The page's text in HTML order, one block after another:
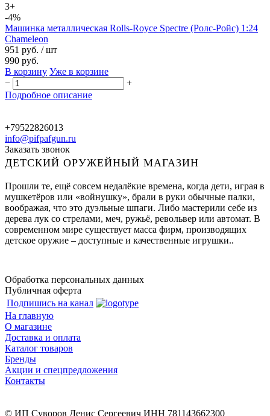
3+
-4%
Машинка металлическая Rolls-Royce Spectre (Ролс-Ройс) 1:24
Chameleon
951 руб. / шт
990 руб.
В корзину Уже в корзине
−
+
Подробное описание
+79522826013
info@pifpafgun.ru
Заказать звонок
ДЕТСКИЙ ОРУЖЕЙНЫЙ МАГАЗИН
Прошли те, ещё совсем недалёкие времена, когда дети, играя в
мушкетёров или «войнушку», брали в руки обычные палки,
воображая, что это дуэльные шпаги. Либо мастерили себе из
дерева лук со стрелами, меч, ружьё, револьвер или автомат. В
современном мире существует масса фирм, производящих
детское оружие – доступные и качественные игрушки..
Обработка персональных данных
Публичная оферта
Подпишись на канал
На главную
О магазине
Доставка и оплата
Каталог товаров
Бренды
Акции и спецпредложения
Контакты
© ИП Суворов Денис Сергеевич ИНН 781143662300